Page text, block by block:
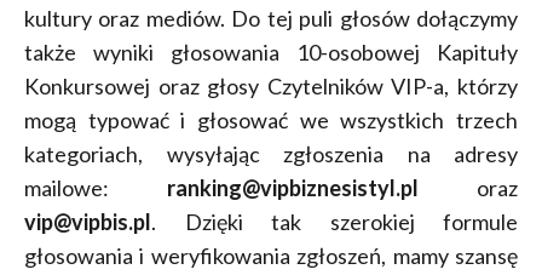
kultury oraz mediów. Do tej puli głosów dołączymy
także wyniki głosowania 10-osobowej Kapituły
Konkursowej oraz głosy Czytelników VIP-a, którzy
mogą typować i głosować we wszystkich trzech
kategoriach, wysyłając zgłoszenia na adresy
mailowe: ranking@vipbiznesistyl.pl oraz
vip@vipbis.pl. Dzięki tak szerokiej formule
głosowania i weryfikowania zgłoszeń, mamy szansę